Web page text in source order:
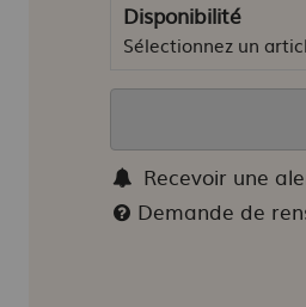
Disponibilité
Sélectionnez un
Recevoir une
Demande de